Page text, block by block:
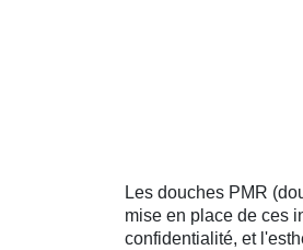
Les douches PMR
mise en place de ces
confidentialité, et